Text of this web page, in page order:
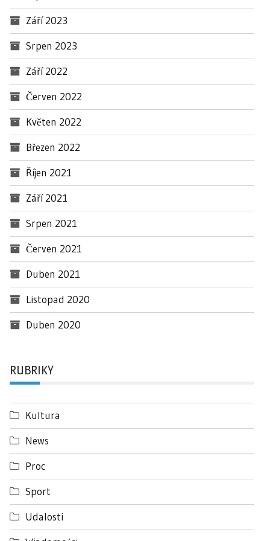
Září 2023
Srpen 2023
Září 2022
Červen 2022
Květen 2022
Březen 2022
Říjen 2021
Září 2021
Srpen 2021
Červen 2021
Duben 2021
Listopad 2020
Duben 2020
RUBRIKY
Kultura
News
Proc
Sport
Udalosti